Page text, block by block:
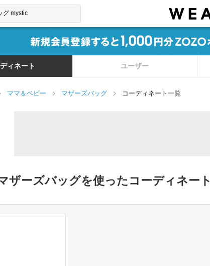
トやユーザーを探す
ィネート ユーザー
ママ＆ベビー マザーズバッグ コーディネート一覧
ザーズバッグを使ったコーディネート